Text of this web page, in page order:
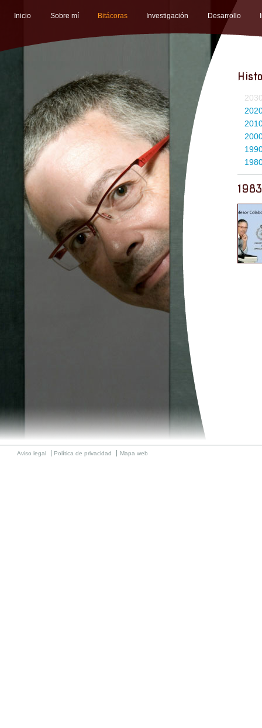
Inicio Sobre mí Bitácoras Investigación Desarrollo
1983
Aviso legal Política de privacidad Mapa web